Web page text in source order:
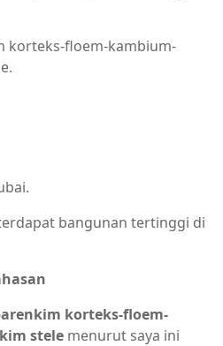
korteks-floem-kambium-
bangunan tertinggi di
korteks-floem-
stele menurut saya ini